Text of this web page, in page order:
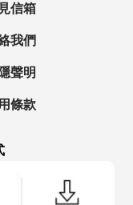
信箱
我們
聲明
條款